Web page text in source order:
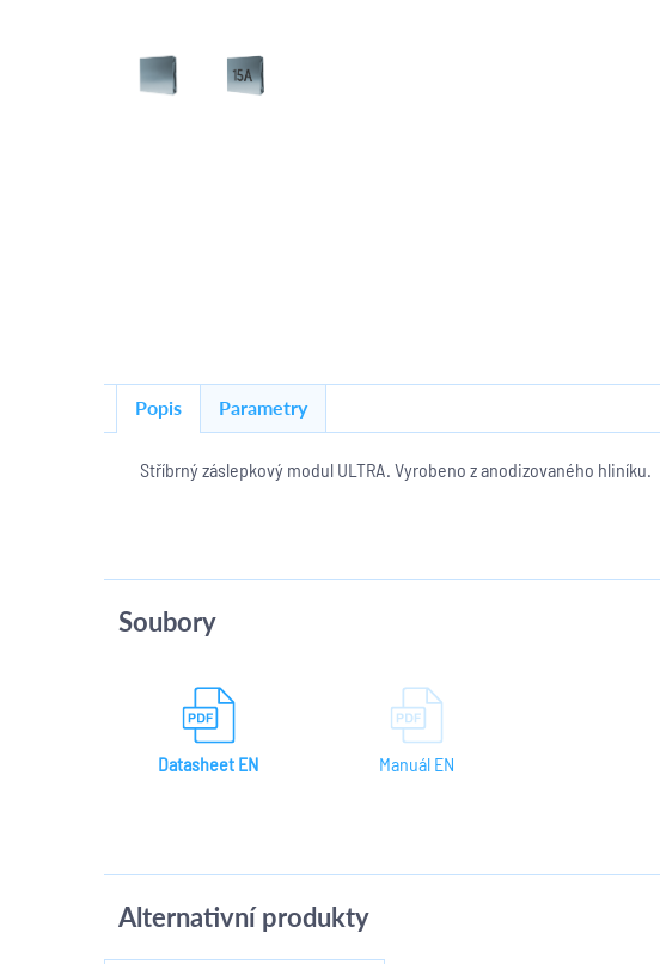
Popis Parametry
Stříbrný záslepkový modul ULTRA. Vyrobeno z anodizovaného hliníku.
Soubory
Datasheet EN Manuál EN
Alternativní produkty